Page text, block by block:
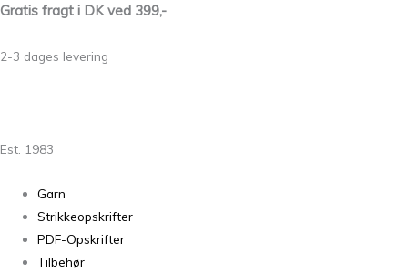
Gratis fragt i DK ved 399,-
2-3 dages levering
Est. 1983
Garn
Strikkeopskrifter
PDF-Opskrifter
Tilbehør